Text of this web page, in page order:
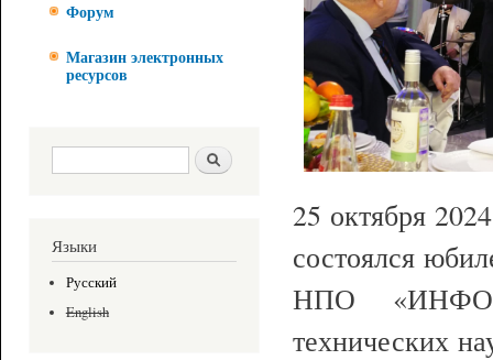
Форум
Магазин электронных
ресурсов
Форма поиска Поиск
Языки
Русский
English
25 октября
состоялся
НПО
технических